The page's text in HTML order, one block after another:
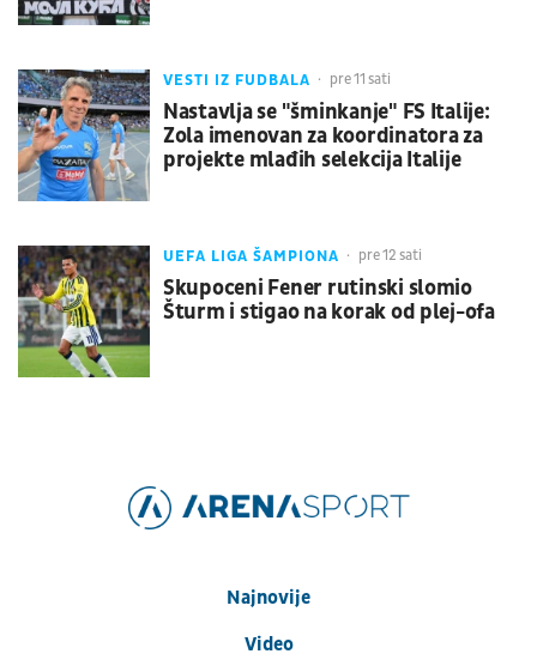
VESTI IZ FUDBALA pre 11 sati
Nastavlja se "šminkanje" FS Italije:
Zola imenovan za koordinatora za
projekte mlađih selekcija Italije
UEFA LIGA ŠAMPIONA pre 12 sati
Skupoceni Fener rutinski slomio
Šturm i stigao na korak od plej-ofa
Najnovije
Video